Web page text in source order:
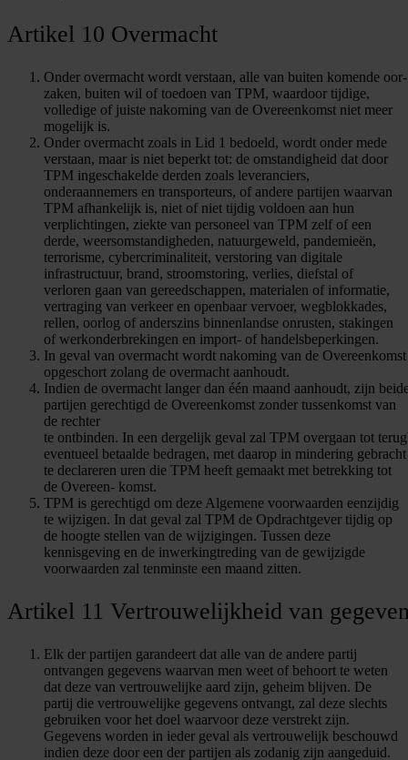
Artikel 10 Overmacht
Onder overmacht wordt verstaan, alle van buiten komende oor-
zaken, buiten wil of toedoen van TPM, waardoor tijdige,
volledige of juiste nakoming van de Overeenkomst niet meer
mogelijk is.
Onder overmacht zoals in Lid 1 bedoeld, wordt onder mede
verstaan, maar is niet beperkt tot: de omstandigheid dat door
TPM ingeschakelde derden zoals leveranciers,
onderaannemers en transporteurs, of andere partijen waarvan
TPM afhankelijk is, niet of niet tijdig voldoen aan hun
verplichtingen, ziekte van personeel van TPM zelf of een
derde, weersomstandigheden, natuurgeweld, pandemieën,
terrorisme, cybercriminaliteit, verstoring van digitale
infrastructuur, brand, stroomstoring, verlies, diefstal of
verloren gaan van gereedschappen, materialen of informatie,
vertraging van verkeer en openbaar vervoer, wegblokkades,
rellen, oorlog of anderszins binnenlandse onrusten, stakingen
of werkonderbrekingen en import- of handelsbeperkingen.
In geval van overmacht wordt nakoming van de Overeenkomst
opgeschort zolang de overmacht aanhoudt.
Indien de overmacht langer dan één maand aanhoudt, zijn
partijen gerechtigd de Overeenkomst zonder tussenkomst van
de rechter
te ontbinden. In een dergelijk geval zal TPM overgaan tot
eventueel betaalde bedragen, met daarop in mindering
te declareren uren die TPM heeft gemaakt met betrekking tot
de Overeen- komst.
TPM is gerechtigd om deze Algemene voorwaarden eenzijdig
te wijzigen. In dat geval zal TPM de Opdrachtgever tijdig op
de hoogte stellen van de wijzigingen. Tussen deze
kennisgeving en de inwerkingtreding van de gewijzigde
voorwaarden zal tenminste een maand zitten.
Artikel 11 Vertrouwelijkheid van
Elk der partijen garandeert dat alle van de andere partij
ontvangen gegevens waarvan men weet of behoort te weten
dat deze van vertrouwelijke aard zijn, geheim blijven. De
partij die vertrouwelijke gegevens ontvangt, zal deze slechts
gebruiken voor het doel waarvoor deze verstrekt zijn.
Gegevens worden in ieder geval als vertrouwelijk beschouwd
indien deze door een der partijen als zodanig zijn aangeduid.